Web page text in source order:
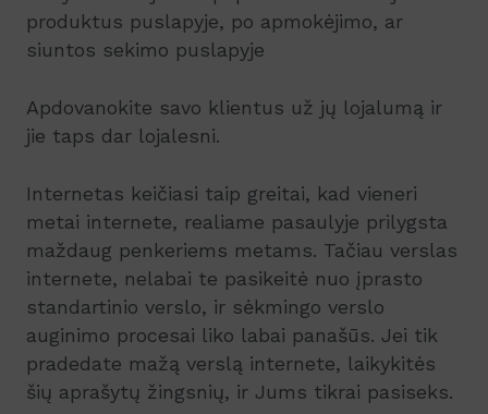
produktus puslapyje, po apmokėjimo, ar
siuntos sekimo puslapyje
Apdovanokite savo klientus už jų lojalumą ir
jie taps dar lojalesni.
Internetas keičiasi taip greitai, kad vieneri
metai internete, realiame pasaulyje prilygsta
maždaug penkeriems metams. Tačiau verslas
internete, nelabai te pasikeitė nuo įprasto
standartinio verslo, ir sėkmingo verslo
auginimo procesai liko labai panašūs. Jei tik
pradedate mažą verslą internete, laikykitės
šių aprašytų žingsnių, ir Jums tikrai pasiseks.